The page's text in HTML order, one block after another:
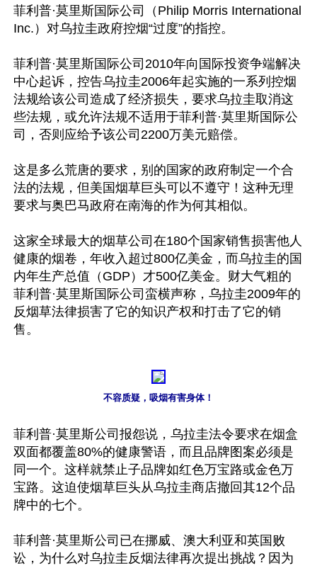
菲利普·莫里斯国际公司（Philip Morris International
Inc.）对乌拉圭政府控烟“过度”的指控。
菲利普·莫里斯国际公司2010年向国际投资争端解决
中心起诉，控告乌拉圭2006年起实施的一系列控烟
法规给该公司造成了经济损失，要求乌拉圭取消这
些法规，或允许法规不适用于菲利普·莫里斯国际公
司，否则应给予该公司2200万美元赔偿。
这是多么荒唐的要求，别的国家的政府制定一个合
法的法规，但美国烟草巨头可以不遵守！这种无理
要求与奥巴马政府在南海的作为何其相似。
这家全球最大的烟草公司在180个国家销售损害他人
健康的烟卷，年收入超过800亿美金，而乌拉圭的国
内年生产总值（GDP）才500亿美金。财大气粗的
菲利普·莫里斯国际公司蛮横声称，乌拉圭2009年的
反烟草法律损害了它的知识产权和打击了它的销
售。
不容质疑，吸烟有害身体！
菲利普·莫里斯公司报怨说，乌拉圭法令要求在烟盒
双面都覆盖80%的健康警语，而且品牌图案必须是
同一个。这样就禁止子品牌如红色万宝路或金色万
宝路。这迫使烟草巨头从乌拉圭商店撤回其12个品
牌中的七个。
菲利普·莫里斯公司已在挪威、澳大利亚和英国败
讼，为什么对乌拉圭反烟法律再次提出挑战？因为